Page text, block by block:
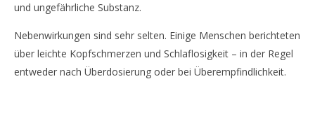
und ungefährliche Substanz.
Nebenwirkungen sind sehr selten. Einige Menschen berichteten
über leichte Kopfschmerzen und Schlaflosigkeit – in der Regel
entweder nach Überdosierung oder bei Überempfindlichkeit.